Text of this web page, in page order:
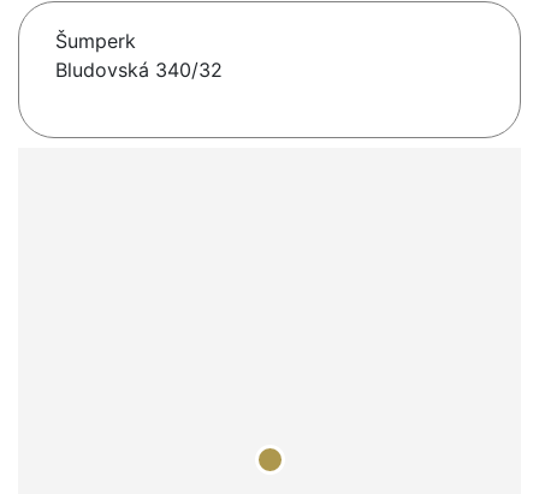
Šumperk
Bludovská 340/32